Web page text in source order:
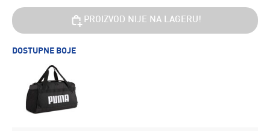
PROIZVOD NIJE NA LAGERU!
DOSTUPNE BOJE